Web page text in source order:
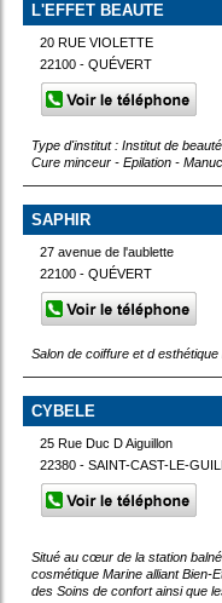
L'EFFET BEAUTE
20 RUE VIOLETTE
22100 - QUÉVERT
Type d'institut : Institut de
Cure minceur - Epilation -
SAPHIR
27 avenue de l'aublette
22100 - QUÉVERT
Salon de coiffure et d
CYBELE
25 Rue Duc D Aiguillon
22380 - SAINT-CAST-LE-
Situé au cœur de la station
cosmétique Marine alliant Bien-
des Soins de confort ainsi que